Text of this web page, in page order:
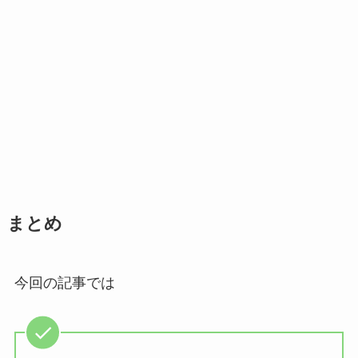
まとめ
今回の記事では